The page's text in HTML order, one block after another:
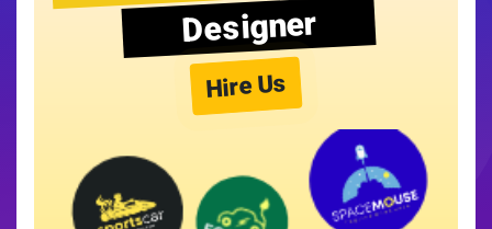
Designer
Hire Us